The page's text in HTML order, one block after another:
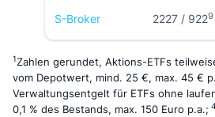
S-Broker 2227 / 9229
1Zahlen gerundet, Aktions-ETFs
vom Depotwert, mind. 25 €, max. 45 €
Verwaltungsentgelt für ETFs ohne
0,1 % des Bestands, max. 150 Euro p.a.; 4